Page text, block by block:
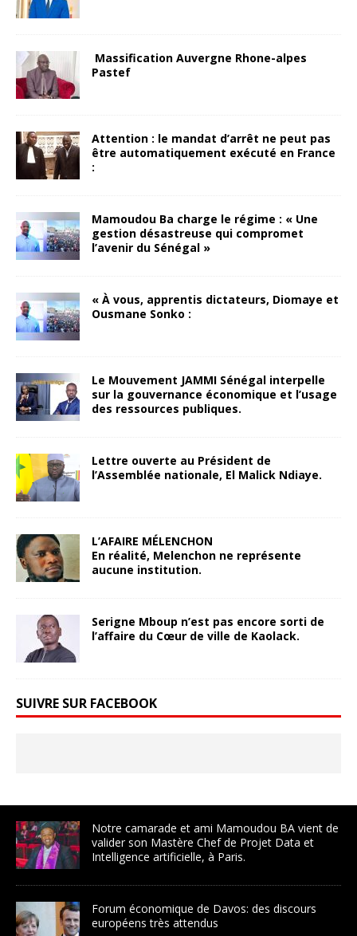
Massification Auvergne Rhone-alpes
Pastef
Attention : le mandat d’arrêt ne peut pas
être automatiquement exécuté en France
:
Mamoudou Ba charge le régime : « Une
gestion désastreuse qui compromet
l’avenir du Sénégal »
« À vous, apprentis dictateurs, Diomaye et
Ousmane Sonko :
Le Mouvement JAMMI Sénégal interpelle
sur la gouvernance économique et l’usage
des ressources publiques.
Lettre ouverte au Président de
l’Assemblée nationale, El Malick Ndiaye.
L’AFAIRE MÉLENCHON
En réalité, Melenchon ne représente
aucune institution.
Serigne Mboup n’est pas encore sorti de
l’affaire du Cœur de ville de Kaolack.
SUIVRE SUR FACEBOOK
Notre camarade et ami Mamoudou BA vient de
valider son Mastère Chef de Projet Data et
Intelligence artificielle, à Paris.
Forum économique de Davos: des discours
européens très attendus